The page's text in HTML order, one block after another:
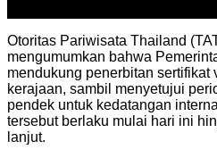
Otoritas Pariwisata Thailand
mengumumkan bahwa
mendukung penerbitan sertifikat
kerajaan, sambil menyetujui
pendek untuk kedatangan
tersebut berlaku mulai hari ini
lanjut.